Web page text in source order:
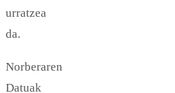
urratzea
da.
Norberaren
Datuak